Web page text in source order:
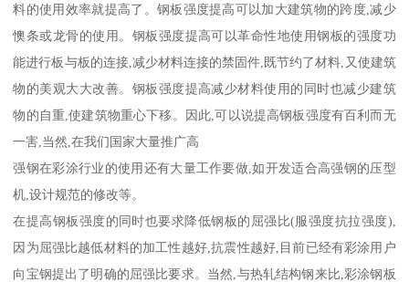
料的使用效率就提高了。钢板强度提高可以加大建筑物的跨度,减少
懊条或龙骨的使用。钢板强度提高可以革命性地使用钢板的强度功
能进行板与板的连接,减少材料连接的禁固件,既节约了材料,又使建筑
物的美观大大改善。钢板强度提高减少材料使用的同时也减少建筑
物的自重,使建筑物重心下移。因此,可以说提高钢板强度有百利而无
一害,当然,在我们国家大量推广高
强钢在彩涂行业的使用还有大量工作要做,如开发适合高强钢的压型
机,设计规范的修改等。
在提高钢板强度的同时也要求降低钢板的屈强比(服强度抗拉强度),
因为屈强比越低材料的加工性越好,抗震性越好,目前已经有彩涂用户
向宝钢提出了明确的屈强比要求。当然,与热轧结构钢来比,彩涂钢板